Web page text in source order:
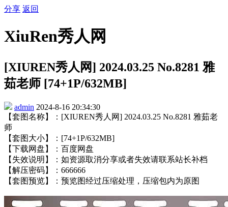
分享 返回
XiuRen秀人网
[XIUREN秀人网] 2024.03.25 No.8281 雅
茹老师 [74+1P/632MB]
admin 2024-8-16 20:34:30
【套图名称】：[XIUREN秀人网] 2024.03.25 No.8281 雅茹老
师
【套图大小】：[74+1P/632MB]
【下载网盘】：百度网盘
【失效说明】：如资源取消分享或者失效请联系站长补档
【解压密码】：666666
【套图预览】：预览图经过压缩处理，压缩包内为原图